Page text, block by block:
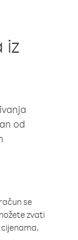
iz
od
se
zvati